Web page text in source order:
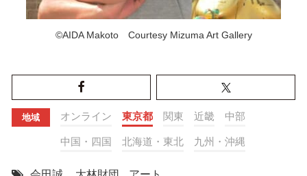
©AIDA Makoto Courtesy Mizuma Art Gallery
地域 オンライン 東京都 関東 近畿 中部
中国・四国 北海道・東北 九州・沖縄